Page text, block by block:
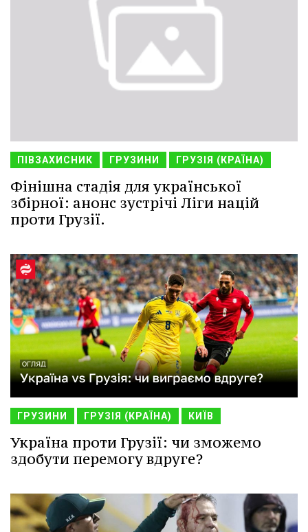
ПІВЗАХИСНИК ГРУЗИНИ ГРУЗІЯ (КРАЇНА)
Фінішна стадія для української
збірної: анонс зустрічі Ліги націй
проти Грузії.
ГРУЗИНИ ГРУЗІЯ (КРАЇНА) КИЇВ
Україна проти Грузії: чи зможемо
здобути перемогу вдруге?